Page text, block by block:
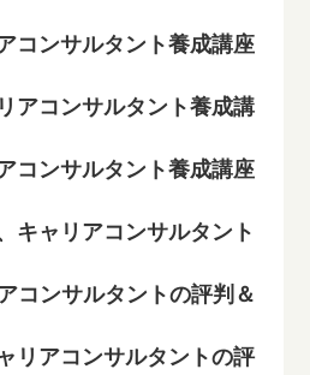
コンサルタント養成講座
アコンサルタント養成講
コンサルタント養成講座
キャリアコンサルタント
コンサルタントの評判＆
リアコンサルタントの評